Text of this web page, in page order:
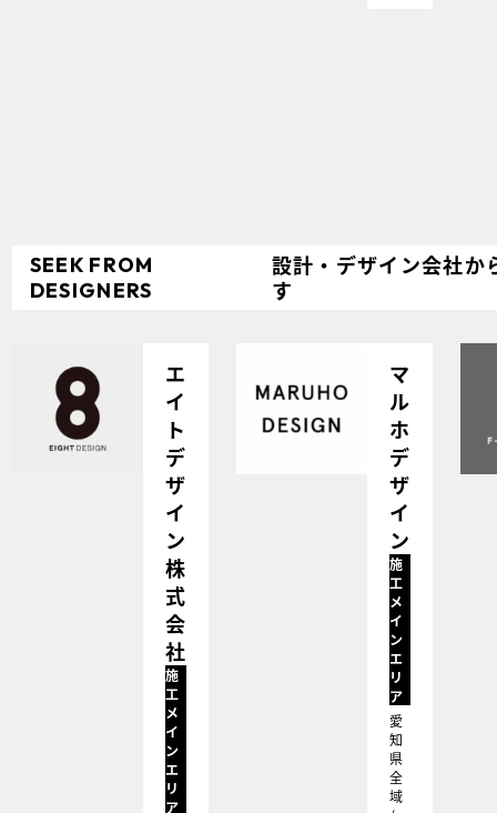
SEEK FROM
DESIGNERS
設計・ デザイン会社か
す
エ
イ
ト
デ
ザ
イ
ン
株
式
会
社
施
工
メ
イ
ン
エ
リ
ア
マ
ル
ホ
デ
ザ
イ
ン
施
工
メ
イ
ン
エ
リ
ア
愛
知
県
全
域